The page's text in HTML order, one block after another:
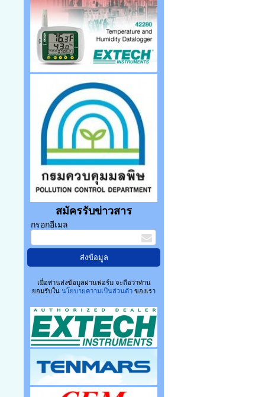
สมัครรับข่าวสาร
กรอกอีเมล
เมื่อท่านส่งข้อมูลผ่านฟอร์ม จะถือว่าท่าน
ยอมรับใน นโยบายความเป็นส่วนตัวของเรา